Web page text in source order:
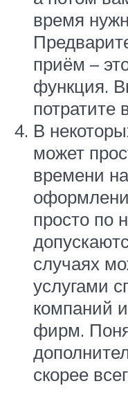
время
приём –
функция.
потратите
В
может
времени
просто по
случаях
услугами
компаний
фирм.
скорее